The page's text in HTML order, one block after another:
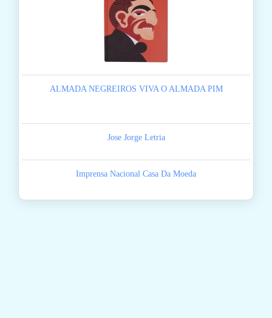
ALMADA NEGREIROS VIVA O ALMADA PIM
Jose Jorge Letria
Imprensa Nacional Casa Da Moeda